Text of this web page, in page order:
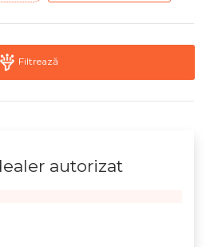
Filtrează
autorizat